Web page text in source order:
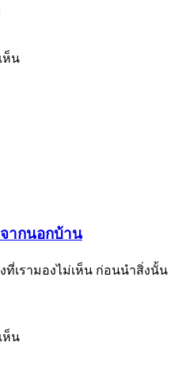
ห็น
ากนอกบ้าน
ที่เรามองไม่เห็น ก่อนนำสิ่งนั้น
ห็น